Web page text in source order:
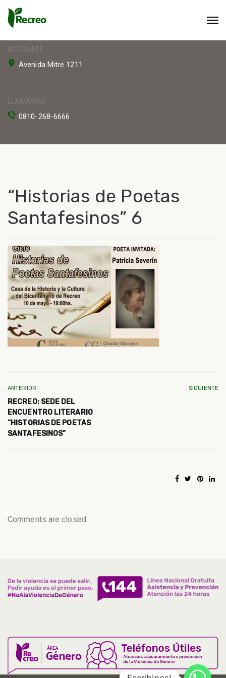
ACERCATE
Avenida Mitre 1211
LLAMANOS
0810-268-6666
“Historias de Poetas
Santafesinos” 6
ANTERIOR
RECREO: SEDE DEL
ENCUENTRO LITERARIO
“HISTORIAS DE POETAS
SANTAFESINOS”
SIGUIENTE
Comments are closed.